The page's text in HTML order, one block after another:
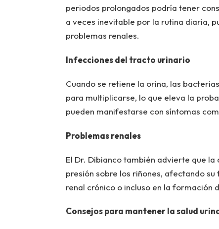
periodos prolongados podría tener
a veces inevitable por la rutina diaria,
problemas renales.
Infecciones del tracto urinario
Cuando se retiene la orina, las
para multiplicarse, lo que eleva la
pueden manifestarse con síntomas
Problemas renales
El Dr. Dibianco también advierte que
presión sobre los riñones, afectando
renal crónico o incluso en la formación
Consejos para mantener la salud